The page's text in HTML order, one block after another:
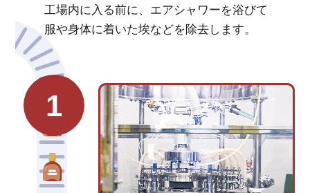
工場内に入る前に、エアシャワーを浴びて
服や身体に着いた埃などを除去します。
1